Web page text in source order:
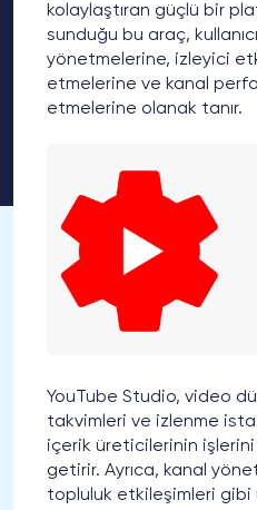
kolaylaştıran güçlü bir
sunduğu bu araç,
yönetmelerine, izleyici
etmelerine ve kanal
etmelerine olanak tanır.
YouTube Studio, video
takvimleri ve izlenme
içerik üreticilerinin
getirir. Ayrıca, kanal
topluluk etkileşimleri gibi